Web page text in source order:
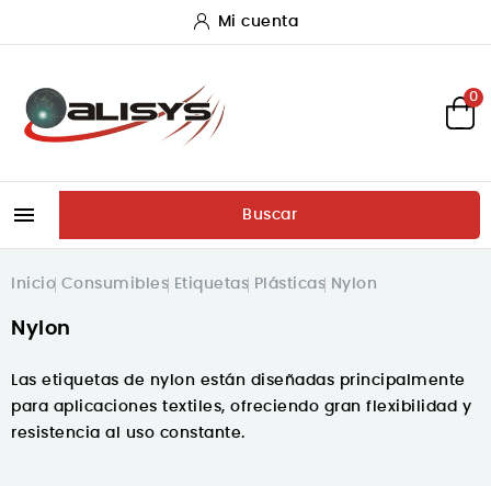
Mi cuenta
0
 Buscar
Inicio Consumibles Etiquetas Plásticas Nylon
Nylon
Las etiquetas de nylon están diseñadas principalmente
para aplicaciones textiles, ofreciendo gran flexibilidad y
resistencia al uso constante.